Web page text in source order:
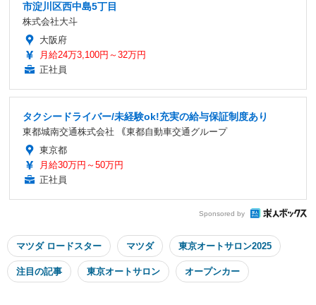
市淀川区西中島5丁目
株式会社大斗
大阪府
月給24万3,100円～32万円
正社員
タクシードライバー/未経験ok!充実の給与保証制度あり
東都城南交通株式会社 ｟東都自動車交通グループ
東京都
月給30万円～50万円
正社員
Sponsored by
マツダ ロードスター マツダ 東京オートサロン2025
注目の記事 東京オートサロン オープンカー